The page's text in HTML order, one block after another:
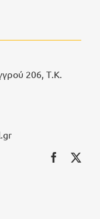
206, Τ.Κ.